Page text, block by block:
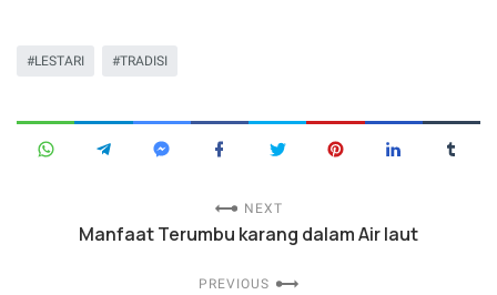
LESTARI TRADISI
NEXT
Manfaat Terumbu karang dalam Air laut
PREVIOUS